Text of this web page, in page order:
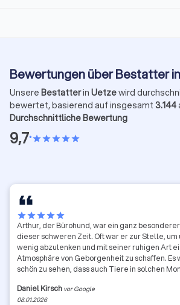
Bewertungen über Bestatter
Unsere Bestatterin Uetzewird
bewertet, basierend auf insgesamt 3.144
Durchschnittliche Bewertung
9,7•starstarstarstarstar
starstarstarstarstar
Arthur, der Bürohund, war ein ganz
dieser schweren Zeit. Oft war er zur Stelle, um
wenig abzulenken und mit seiner ruhigen Art
Atmosphäre von Geborgenheit zu schaffen. Es
schön zu sehen, dass auch Tiere in solchen
Team für diese kleine, aber wichtige Geste.
Daniel Kirsch vor Google
08.01.2026